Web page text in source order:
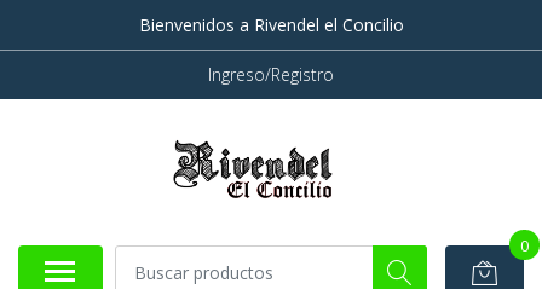
Bienvenidos a Rivendel el Concilio
Ingreso/Registro
0